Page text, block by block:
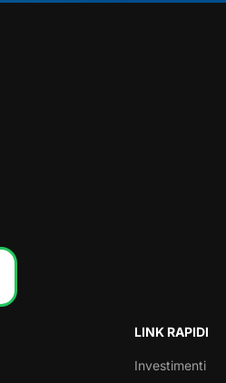
LINK RAPIDI
Investimenti